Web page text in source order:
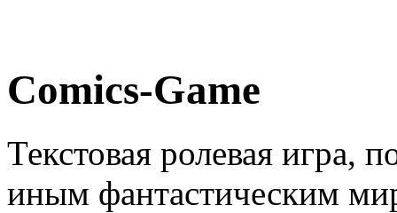
Comics-Game
Текстовая ролевая игра,
иным фантастическим